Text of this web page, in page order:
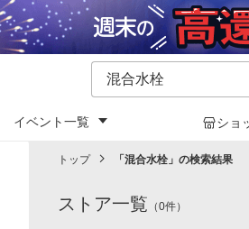
イベント一覧 ショ
トップ 「 混合水栓 」の検索結果
ストア一覧 （0件）